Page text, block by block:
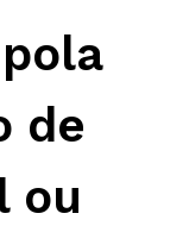
de
ou